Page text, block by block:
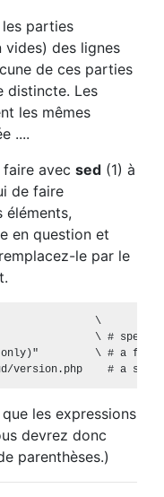
parties
vides) des lignes
de ces parties
distincte. Les
les mêmes
....
avec sed(1) à
de faire
éléments,
en question et
le par le
\
\ #
\ # a
les expressions
devrez donc
parenthèses.)